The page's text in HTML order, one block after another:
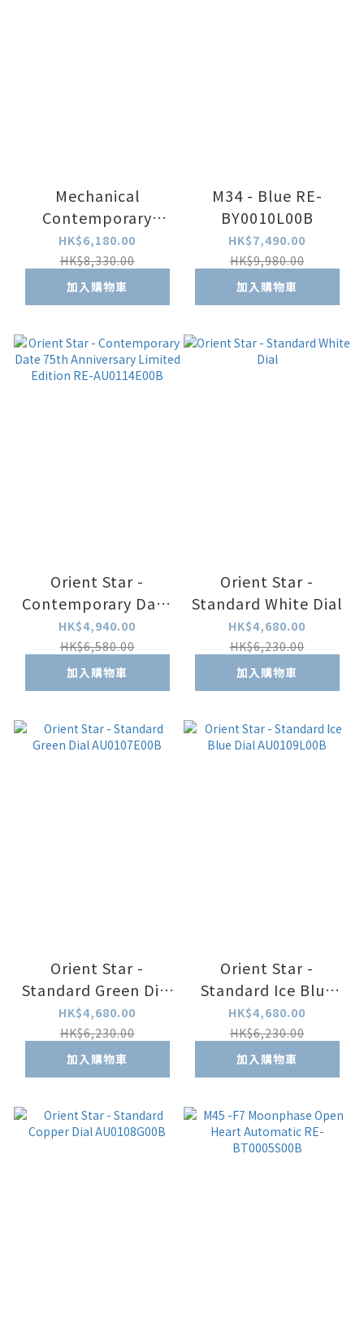
Mechanical
Contemporary
Green Dial Metal
Strap
HK$6,180.00
HK$8,330.00
加入購物車
M34 - Blue RE-
BY0010L00B
HK$7,490.00
HK$9,980.00
加入購物車
Orient Star -
Contemporary Date
75th Anniversary
Limited Edition RE-
AU0114E00B
HK$4,940.00
HK$6,580.00
加入購物車
Orient Star -
Standard White Dial
HK$4,680.00
HK$6,230.00
加入購物車
Orient Star -
Standard Green Dial
AU0107E00B
HK$4,680.00
HK$6,230.00
加入購物車
Orient Star -
Standard Ice Blue
Dial AU0109L00B
HK$4,680.00
HK$6,230.00
加入購物車